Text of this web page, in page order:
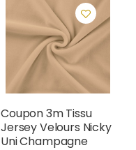
Coupon 3m Tissu
Jersey Velours Nicky
Uni Champagne